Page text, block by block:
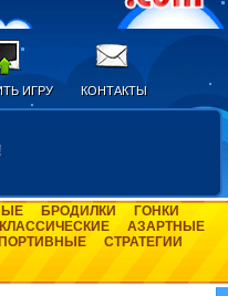
ИГРУ КОНТАКТЫ
БРОДИЛКИ
ГОНКИ
КЛАССИЧЕСКИЕ
АЗАРТНЫЕ
СТРАТЕГИИ